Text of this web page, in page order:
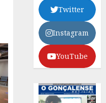
Twitter
Instagram
YouTube